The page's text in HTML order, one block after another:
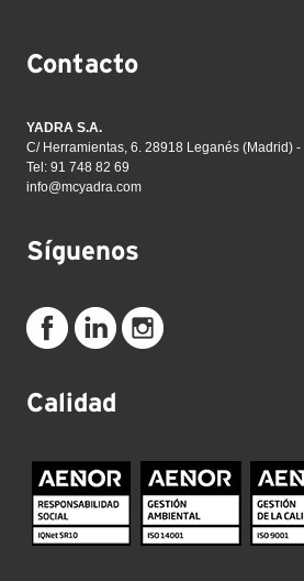
Contacto
YADRA S.A.
C/ Herramientas, 6. 28918 Leganés (Madrid) -
Tel: 91 748 82 69
info@mcyadra.com
Síguenos
Calidad